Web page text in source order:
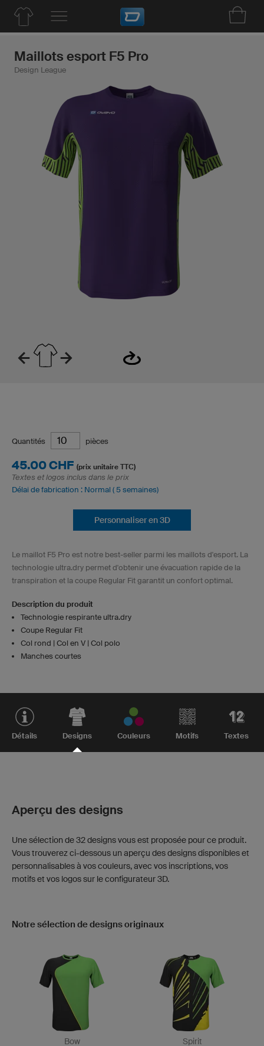
Maillots esport F5 Pro
Design League
Quantités pièces
45.00 CHF (prix unitaire TTC)
Textes et logos inclus dans le prix
Délai de fabrication : Normal ( 5 semaines)
Personnaliser en 3D
Le maillot F5 Pro est notre best-seller parmi les maillots d'esport. La
technologie ultra.dry permet d'obtenir une évacuation rapide de la
transpiration et la coupe Regular Fit garantit un confort optimal.
Description du produit
Technologie respirante ultra.dry
Coupe Regular Fit
Col rond | Col en V | Col polo
Manches courtes
Détails Designs Couleurs Motifs Textes
Aperçu des designs
Une sélection de 32 designs vous est proposée pour ce produit.
Vous trouverez ci-dessous un aperçu des designs disponibles et
personnalisables à vos couleurs, avec vos inscriptions, vos
motifs et vos logos sur le configurateur 3D.
Notre sélection de designs originaux
Bow Spirit